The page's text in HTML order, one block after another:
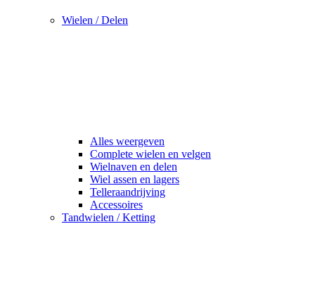
Wielen / Delen
Alles weergeven
Complete wielen en velgen
Wielnaven en delen
Wiel assen en lagers
Telleraandrijving
Accessoires
Tandwielen / Ketting